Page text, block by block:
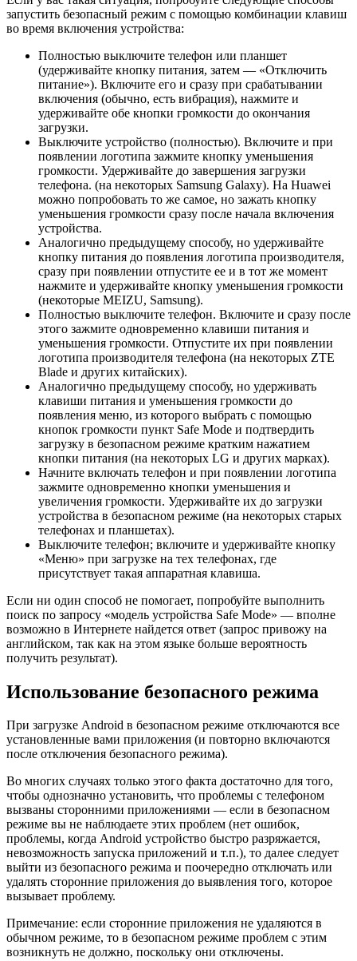
запустить безопасный режим с помощью комбинации клавиш
во время включения устройства:
Полностью выключите телефон или планшет
(удерживайте кнопку питания, затем — «Отключить
питание»). Включите его и сразу при срабатывании
включения (обычно, есть вибрация), нажмите и
удерживайте обе кнопки громкости до окончания
загрузки.
Выключите устройство (полностью). Включите и при
появлении логотипа зажмите кнопку уменьшения
громкости. Удерживайте до завершения загрузки
телефона. (на некоторых Samsung Galaxy). На Huawei
можно попробовать то же самое, но зажать кнопку
уменьшения громкости сразу после начала включения
устройства.
Аналогично предыдущему способу, но удерживайте
кнопку питания до появления логотипа производителя,
сразу при появлении отпустите ее и в тот же момент
нажмите и удерживайте кнопку уменьшения громкости
(некоторые MEIZU, Samsung).
Полностью выключите телефон. Включите и сразу после
этого зажмите одновременно клавиши питания и
уменьшения громкости. Отпустите их при появлении
логотипа производителя телефона (на некоторых ZTE
Blade и других китайских).
Аналогично предыдущему способу, но удерживать
клавиши питания и уменьшения громкости до
появления меню, из которого выбрать с помощью
кнопок громкости пункт Safe Mode и подтвердить
загрузку в безопасном режиме кратким нажатием
кнопки питания (на некоторых LG и других марках).
Начните включать телефон и при появлении логотипа
зажмите одновременно кнопки уменьшения и
увеличения громкости. Удерживайте их до загрузки
устройства в безопасном режиме (на некоторых старых
телефонах и планшетах).
Выключите телефон; включите и удерживайте кнопку
«Меню» при загрузке на тех телефонах, где
присутствует такая аппаратная клавиша.
Если ни один способ не помогает, попробуйте выполнить
поиск по запросу «модель устройства Safe Mode» — вполне
возможно в Интернете найдется ответ (запрос привожу на
английском, так как на этом языке больше вероятность
получить результат).
Использование безопасного режима
При загрузке Android в безопасном режиме отключаются все
установленные вами приложения (и повторно включаются
после отключения безопасного режима).
Во многих случаях только этого факта достаточно для того,
чтобы однозначно установить, что проблемы с телефоном
вызваны сторонними приложениями — если в безопасном
режиме вы не наблюдаете этих проблем (нет ошибок,
проблемы, когда Android устройство быстро разряжается,
невозможность запуска приложений и т.п.), то далее следует
выйти из безопасного режима и поочередно отключать или
удалять сторонние приложения до выявления того, которое
вызывает проблему.
Примечание: если сторонние приложения не удаляются в
обычном режиме, то в безопасном режиме проблем с этим
возникнуть не должно, поскольку они отключены.